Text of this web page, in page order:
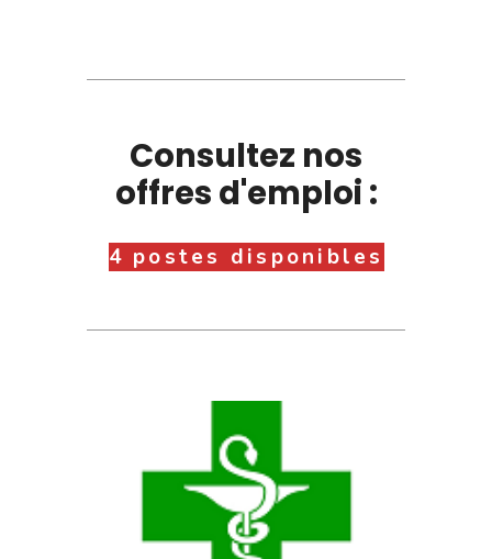
Consultez nos
offres d'emploi :
4 postes disponibles